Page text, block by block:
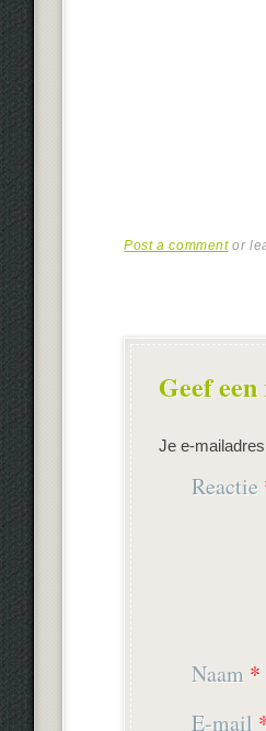
Post a commentor
Geef
Je e-
Reactie
Naam *
E-mail